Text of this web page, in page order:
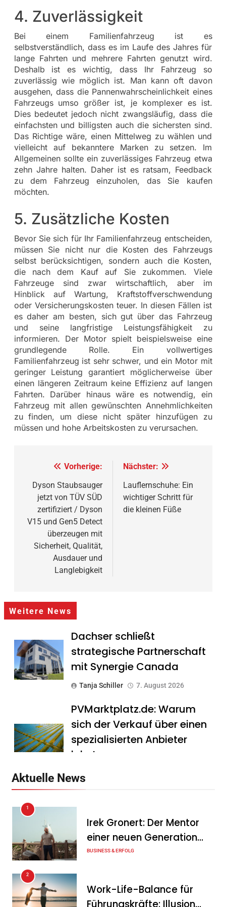
4. Zuverlässigkeit
Bei einem Familienfahrzeug ist es
selbstverständlich, dass es im Laufe des Jahres für
lange Fahrten und mehrere Fahrten genutzt wird.
Deshalb ist es wichtig, dass Ihr Fahrzeug so
zuverlässig wie möglich ist. Man kann oft davon
ausgehen, dass die Pannenwahrscheinlichkeit eines
Fahrzeugs umso größer ist, je komplexer es ist.
Dies bedeutet jedoch nicht zwangsläufig, dass die
einfachsten und billigsten auch die sichersten sind.
Das Richtige wäre, einen Mittelweg zu wählen und
vielleicht auf bekanntere Marken zu setzen. Im
Allgemeinen sollte ein zuverlässiges Fahrzeug etwa
zehn Jahre halten. Daher ist es ratsam, Feedback
zu dem Fahrzeug einzuholen, das Sie kaufen
möchten.
5. Zusätzliche Kosten
Bevor Sie sich für Ihr Familienfahrzeug entscheiden,
müssen Sie nicht nur die Kosten des Fahrzeugs
selbst berücksichtigen, sondern auch die Kosten,
die nach dem Kauf auf Sie zukommen. Viele
Fahrzeuge sind zwar wirtschaftlich, aber im
Hinblick auf Wartung, Kraftstoffverschwendung
oder Versicherungskosten teuer. In diesen Fällen ist
es daher am besten, sich gut über das Fahrzeug
und seine langfristige Leistungsfähigkeit zu
informieren. Der Motor spielt beispielsweise eine
grundlegende Rolle. Ein vollwertiges
Familienfahrzeug ist sehr schwer, und ein Motor mit
geringer Leistung garantiert möglicherweise über
einen längeren Zeitraum keine Effizienz auf langen
Fahrten. Darüber hinaus wäre es notwendig, ein
Fahrzeug mit allen gewünschten Annehmlichkeiten
zu finden, um diese nicht später hinzufügen zu
müssen und hohe Arbeitskosten zu verursachen.
Beitragsnavigation
Vorherige:
Dyson Staubsauger
jetzt von TÜV SÜD
zertifiziert / Dyson
V15 und Gen5 Detect
überzeugen mit
Sicherheit, Qualität,
Ausdauer und
Langlebigkeit
Nächster:
Lauflernschuhe: Ein
wichtiger Schritt für
die kleinen Füße
Weitere News
Dachser schließt
strategische Partnerschaft
mit Synergie Canada
Tanja Schiller 7. August 2026
PVMarktplatz.de: Warum
sich der Verkauf über einen
spezialisierten Anbieter
lohnt
Mitarbeitergespräch pro
Jahr nichts verändert – und
was stattdessen
Verbindlichkeit schafft
Tanja Schiller 7. August 2026
Aktuelle News
1
Irek Gronert: Der Mentor
einer neuen Generation
von Unternehmern
BUSINESS & ERFOLG
2
Work-Life-Balance für
Führungskräfte: Illusion